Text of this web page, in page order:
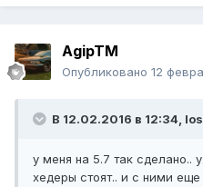
AgipTM
Опубликовано 12
В 12.02.2016 в 12:34,
у меня на 5.7 так сделано..
хедеры стоят.. и с ними еще